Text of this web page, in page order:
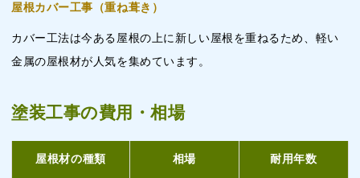
屋根カバー工事（重ね葺き）
カバー工法は今ある屋根の上に新しい屋根を重ねるため、軽い
金属の屋根材が人気を集めています。
塗装工事の費用・相場
屋根材の種類 相場 耐用年数